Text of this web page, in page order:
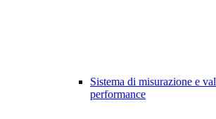
Sistema di misurazione e
performance